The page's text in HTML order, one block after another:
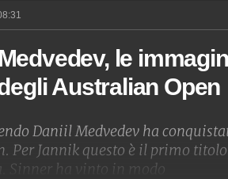
le
Australian Open
Daniil Medvedev ha
Per Jannik questo è il primo titolo
Sinner ha vinto in modo